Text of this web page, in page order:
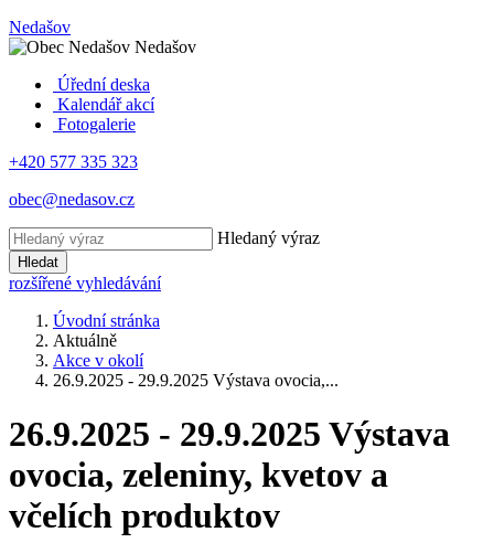
Nedašov
Nedašov
Úřední deska
Kalendář akcí
Fotogalerie
+420 577 335 323
obec@nedasov.cz
Hledaný výraz
Hledat
rozšířené vyhledávání
Úvodní stránka
Aktuálně
Akce v okolí
26.9.2025 - 29.9.2025 Výstava ovocia,...
26.9.2025 - 29.9.2025 Výstava
ovocia, zeleniny, kvetov a
včelích produktov